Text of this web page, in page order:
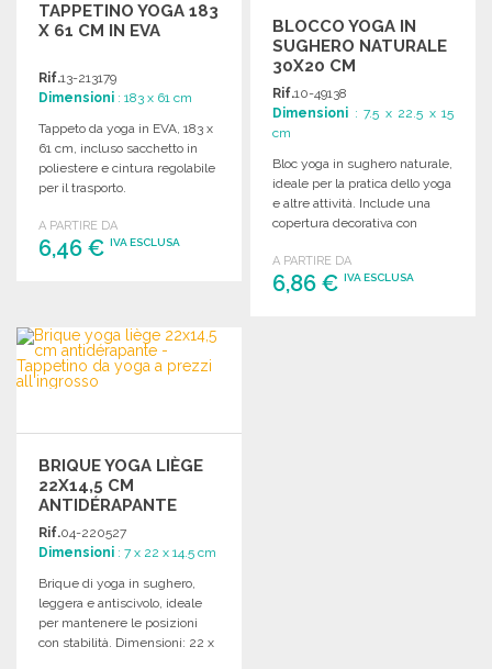
TAPPETINO YOGA 183
X 61 CM IN EVA
Rif.13-213179
Dimensioni : 183 x 61 cm
Tappeto da yoga in EVA, 183 x
61 cm, incluso sacchetto in
poliestere e cintura regolabile
per il trasporto.
A PARTIRE DA
6,46 € IVA ESCLUSA
Richiedi un preventivo
BLOCCO YOGA IN
SUGHERO NATURALE
30X20 CM
Rif.10-49138
Dimensioni : 7.5 x 22.5 x 15
cm
Bloc yoga in sughero naturale,
ideale per la pratica dello yoga
e altre attività. Include una
copertura decorativa con
A PARTIRE DA
6,86 €IVA ESCLUSA
BRIQUE YOGA LIÈGE
22X14,5 CM
ANTIDÉRAPANTE
Rif.04-220527
Dimensioni : 7 x 22 x 14.5 cm
Brique di yoga in sughero,
leggera e antiscivolo, ideale
per mantenere le posizioni
con stabilità. Dimensioni: 22 x